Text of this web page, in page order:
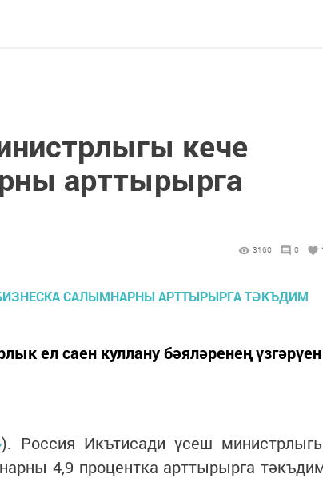
кече
арттырырга
3160 0
ел саен куллану бәяләренең үзгәрүен
). Россия Икътисади үсеш
4,9 процентка арттырырга